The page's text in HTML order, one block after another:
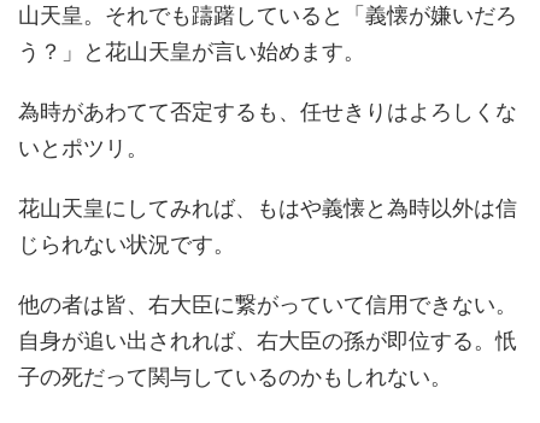
山天皇。それでも躊躇していると「義懐が嫌いだろ
う？」と花山天皇が言い始めます。
為時があわてて否定するも、任せきりはよろしくな
いとポツリ。
花山天皇にしてみれば、もはや義懐と為時以外は信
じられない状況です。
他の者は皆、右大臣に繋がっていて信用できない。
自身が追い出されれば、右大臣の孫が即位する。忯
子の死だって関与しているのかもしれない。